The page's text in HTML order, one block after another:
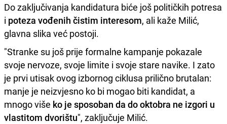
Do zaključivanja kandidatura biće još političkih potresa
i poteza vođenih čistim interesom, ali kaže Milić,
glavna slika već postoji.
"Stranke su još prije formalne kampanje pokazale
svoje nervoze, svoje limite i svoje stare navike. I zato
je prvi utisak ovog izbornog ciklusa prilično brutalan:
manje je neizvjesno ko bi mogao biti kandidat, a
mnogo više ko je sposoban da do oktobra ne izgori u
vlastitom dvorištu", zaključuje Milić.